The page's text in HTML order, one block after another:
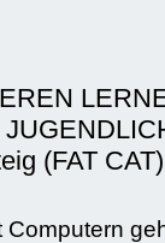
(FAT CAT)
Computern